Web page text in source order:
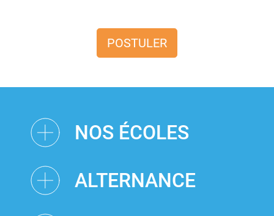
POSTULER
NOS ÉCOLES
ALTERNANCE